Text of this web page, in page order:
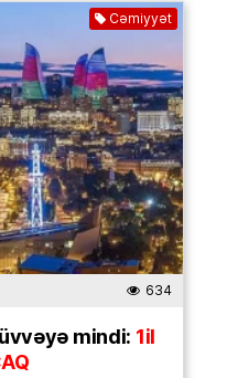
Cəmiyyət
634
mindi: 1il